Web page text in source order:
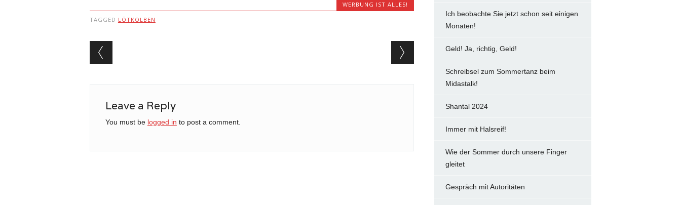
WERBUNG IST ALLES!
TAGGED LÖTKOLBEN
Post navigation
Leave a Reply
You must be logged in to post a comment.
Ich beobachte Sie jetzt schon seit einigen
Monaten!
Geld! Ja, richtig, Geld!
Schreibsel zum Sommertanz beim
Midastalk!
Shantal 2024
Immer mit Halsreif!
Wie der Sommer durch unsere Finger
gleitet
Gespräch mit Autoritäten